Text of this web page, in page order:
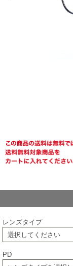
レンズタイプ
PD